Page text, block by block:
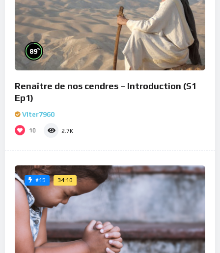
89%
Renaître de nos cendres – Introduction (S1
Ep1)
Viter7960
10 2.7K
#15 34:10